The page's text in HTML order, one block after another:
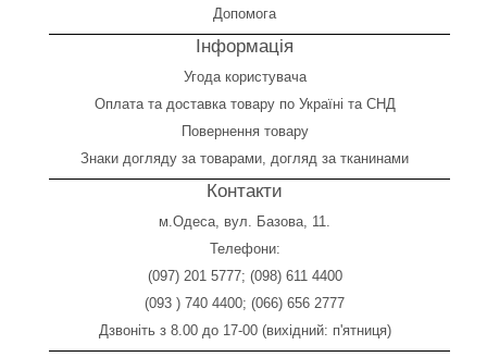
Допомога
Інформація
Угода користувача
Оплата та доставка товару по Україні та СНД
Повернення товару
Знаки догляду за товарами, догляд за тканинами
Контакти
м.Одеса, вул. Базова, 11.
Телефони:
(097) 201 5777; (098) 611 4400
(093 ) 740 4400; (066) 656 2777
Дзвоніть з 8.00 до 17-00 (вихідний: п'ятниця)